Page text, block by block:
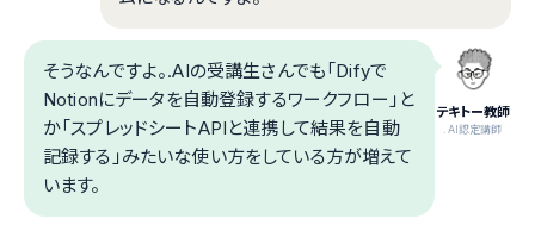
テキトー教師
.AI認定講師
そうなんですよ。.AIの受講生さんでも「Difyで
Notionにデータを自動登録するワークフロー」と
か「スプレッドシートAPIと連携して結果を自動
記録する」みたいな使い方をしている方が増えて
います。